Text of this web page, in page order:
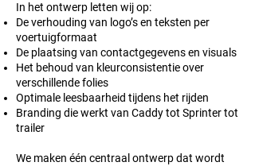
In het ontwerp letten wij op:
De verhouding van logo’s en teksten per
voertuigformaat
De plaatsing van contactgegevens en visuals
Het behoud van kleurconsistentie over
verschillende folies
Optimale leesbaarheid tijdens het rijden
Branding die werkt van Caddy tot Sprinter tot
trailer
We maken één centraal ontwerp dat wordt